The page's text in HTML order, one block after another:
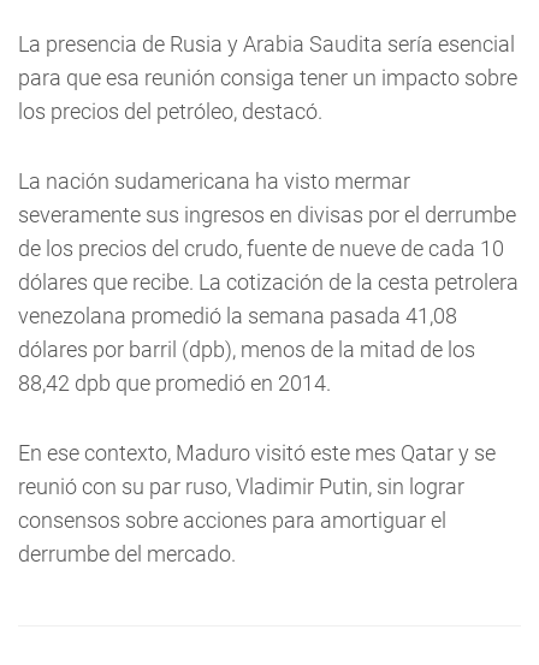
La presencia de Rusia y Arabia Saudita sería esencial
para que esa reunión consiga tener un impacto sobre
los precios del petróleo, destacó.
La nación sudamericana ha visto mermar
severamente sus ingresos en divisas por el derrumbe
de los precios del crudo, fuente de nueve de cada 10
dólares que recibe. La cotización de la cesta petrolera
venezolana promedió la semana pasada 41,08
dólares por barril (dpb), menos de la mitad de los
88,42 dpb que promedió en 2014.
En ese contexto, Maduro visitó este mes Qatar y se
reunió con su par ruso, Vladimir Putin, sin lograr
consensos sobre acciones para amortiguar el
derrumbe del mercado.